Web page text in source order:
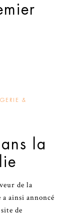
&
la
de la
ainsi annoncé
de